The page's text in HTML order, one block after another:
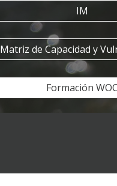
IM
Matriz de Capacidad y
Formación WOC